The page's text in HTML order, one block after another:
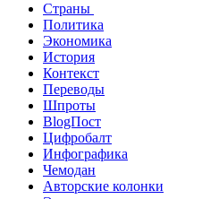
Страны
Политика
Экономика
История
Контекст
Переводы
Шпроты
BlogПост
Цифробалт
Инфографика
Чемодан
Авторские колонки